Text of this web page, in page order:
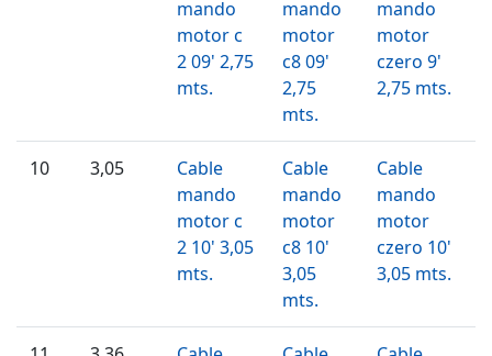
mando
motor c
2 09' 2,75
mts.
mando
motor
c8 09'
2,75
mts.
mando
motor
czero 9'
2,75 mts.
10 3,05
Cable
mando
motor c
2 10' 3,05
mts.
Cable
mando
motor
c8 10'
3,05
mts.
Cable
mando
motor
czero 10'
3,05 mts.